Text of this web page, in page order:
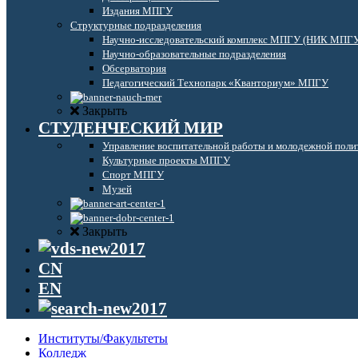
Издания МПГУ
Структурные подразделения
Научно-исследовательский комплекс МПГУ (НИК
Научно-образовательные подразделения
Обсерватория
Педагогический Технопарк «Кванториум» МПГУ
Закрыть
СТУДЕНЧЕСКИЙ МИР
Управление воспитательной работы и молодежной
Культурные проекты МПГУ
Спорт МПГУ
Музей
Закрыть
CN
EN
Институты/Факультеты
Колледж